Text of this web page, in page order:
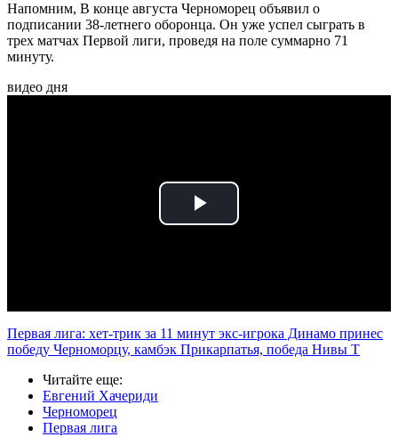
Напомним, В конце августа Черноморец объявил о
подписании 38-летнего оборонца. Он уже успел сыграть в
трех матчах Первой лиги, проведя на поле суммарно 71
минуту.
видео дня
Play
Первая лига: хет-трик за 11 минут экс-игрока Динамо принес
победу Черноморцу, камбэк Прикарпатья, победа Нивы Т
Читайте еще:
Евгений Хачериди
Черноморец
Первая лига